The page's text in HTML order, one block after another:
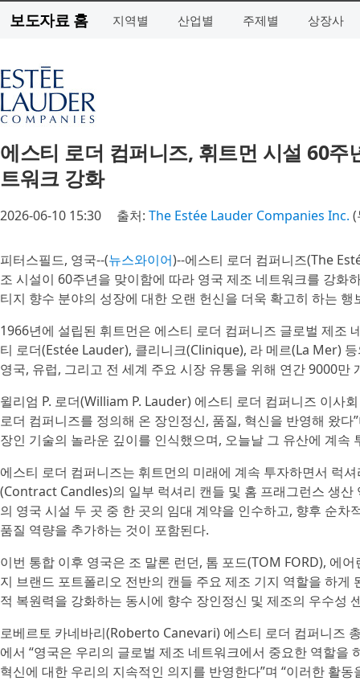
보도자료 홈 지역별 산업별 주제별 상장사
에스티 로더 컴퍼니즈, 휘트먼 시설 60
트워크 강화
2026-06-10 15:30 출처: The Estée Lauder Companies Inc. (
피터스필드, 영국--(뉴스와이어)--에스티 로더 컴퍼니즈(The
조 시설이 60주년을 맞이함에 따라 영국 제조 네트워크를 강
티지 향수 분야의 성장에 대한 오랜 헌신을 더욱 확고히 하는 행
1966년에 설립된 휘트먼은 에스티 로더 컴퍼니즈 글로벌 제
티 로더(Estée Lauder), 클리니크(Clinique), 라 메르(La Mer)
영국, 유럽, 그리고 전 세계 주요 시장 유통을 위해 연간 9000만
윌리엄 P. 로더(William P. Lauder) 에스티 로더 컴퍼니즈 이사
로더 컴퍼니즈를 정의해 온 장인정신, 품질, 혁신을 반영해 왔
장인 기술의 놀라운 깊이를 인식했으며, 오늘날 그 유산에 계속
에스티 로더 컴퍼니즈는 휘트먼의 미래에 계속 투자하면서 럭
(Contract Candles)의 일부 럭셔리 캔들 및 홈 프래그런스 생
의 영국 시설 두 곳 중 한 곳의 임대 계약을 인수하고, 향후 순
품질 역량을 추가하는 것이 포함된다.
이번 통합 이후 영국은 조 말론 런던, 톰 포드(TOM FORD), 에
지 브랜드 포트폴리오 전반의 캔들 주요 제조 기지 역할을 하
적 복원력을 강화하는 동시에 향수 장인정신 및 제조의 우수성
로베르토 카네바리(Roberto Canevari) 에스티 로더 컴퍼니즈
에서 “영국은 우리의 글로벌 제조 네트워크에서 중요한 역할
혁신에 대한 우리의 지속적인 의지를 반영한다”며 “이러한 활